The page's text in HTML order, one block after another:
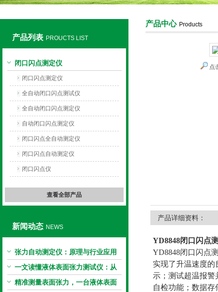
产品列表 PROUCTS LIST
闭口闪点测定仪
闭口闪点测定仪
全自动闭口闪点测试仪
全自动闭口闪点测定仪
自动闭口闪点测定仪
闭口闪点全自动测定仪
闭口闪点自动测定仪
闭口闪点仪
查看全部产品
新闻动态 NEWS
张力自动测定仪：原理与行业应用
解析
一文读懂液体表面张力测试仪：从
原理到应用全掌握
精准测量表面张力，一台液体表面
产品中心 Products
点
产品详细资料：
YD8848闭口闪点
YD8848闭口闪点
实现了升温速度
示；测试超温报
自检功能；数据